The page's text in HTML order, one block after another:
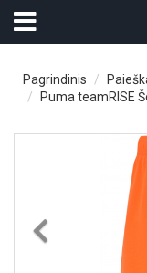
Pagrindinis
Puma teamRISE
Previous